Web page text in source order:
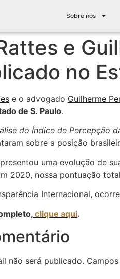
Sobre nós
e
no
e o advogado Guilherme
de S. Paulo.
do Índice de Percepção
sobre a posição
uma evolução de
2020, nossa pontuação
Internacional,
clique aqui.
não será publicado.